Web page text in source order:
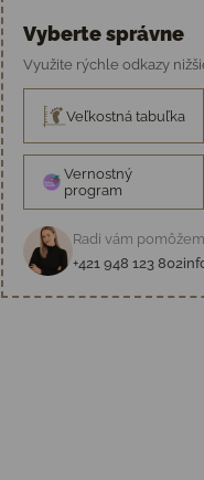
Vyberte správne
Využite rýchle odkazy
Veľkostná tabuľka
Vernostný
program
Radi vám
+421 948 123 802